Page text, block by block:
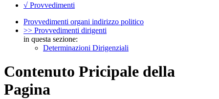
√ Provvedimenti
Provvedimenti organi indirizzo politico
>> Provvedimenti dirigenti
in questa sezione:
Determinazioni Dirigenziali
Contenuto Pricipale della
Pagina